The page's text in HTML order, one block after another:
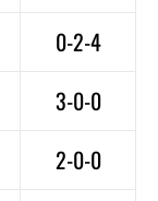
0-2-4
3-0-0
2-0-0